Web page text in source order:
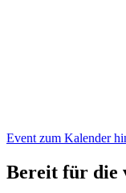
Event zum Kalender
Bereit für die